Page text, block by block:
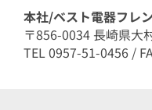
本社/ベスト電器フレ
〒856-0034 長崎県大
TEL 0957-51-0456 /